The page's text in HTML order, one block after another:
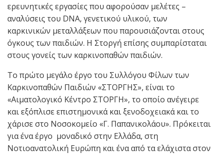
ερευνητικές εργασίες που αφορούσαν μελέτες –
αναλύσεις του DNA, γενετικού υλικού, των
καρκινικών μεταλλάξεων που παρουσιάζονται στους
όγκους των παιδιών. Η Στοργή επίσης συμπαρίσταται
στους γονείς των καρκινοπαθών παιδιών.
Το πρώτο μεγάλο έργο του Συλλόγου Φίλων των
Καρκινοπαθών Παιδιών «ΣΤΟΡΓΗΣ», είναι το
«Αιματολογικό Κέντρο ΣΤΟΡΓΗ», το οποίο ανέγειρε
και εξόπλισε επιστημονικά και ξενοδοχειακά και το
χάρισε στο Νοσοκομείο «Γ. Παπανικολάου». Πρόκειται
για ένα έργο μοναδικό στην Ελλάδα, στη
Νοτιοανατολική Ευρώπη και ένα από τα ελάχιστα στον